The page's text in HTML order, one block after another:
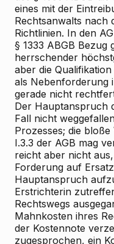
eines mit der
Rechtsanwalts
Richtlinien. In den
§ 1333 ABGB
herrschender
aber die
als Nebenforderung
gerade nicht
Der Hauptanspruch
Fall nicht
Prozesses; die
I.3.3 der AGB mag
reicht aber nicht
Forderung auf
Hauptanspruch
Erstrichterin
Rechtswegs
Mahnkosten ihres
der Kostennote
zugesprochen, ein